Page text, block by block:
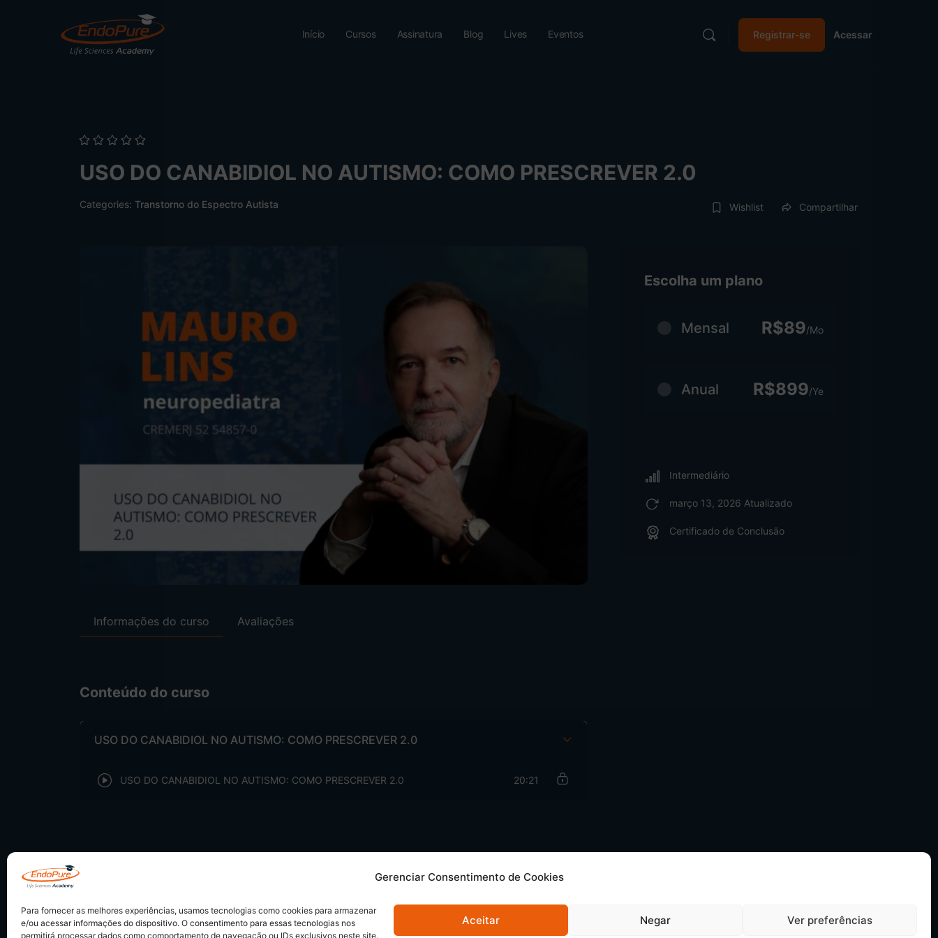
Gerenciar Consentimento de Cookies
Para fornecer as melhores experiências, usamos tecnologias como cookies para armazenar
e/ou acessar informações do dispositivo. O consentimento para essas tecnologias nos
permitirá processar dados como comportamento de navegação ou IDs exclusivos neste site.
Aceitar Negar Ver preferências
Início Cursos Assinatura Blog Lives Eventos Acessar
Registrar-se
USO DO CANABIDIOL NO AUTISMO: COMO PRESCREVER 2.0
Categories: Transtorno do Espectro Autista Wishlist Compartilhar
Informações do curso Avaliações
Conteúdo do curso
USO DO CANABIDIOL NO AUTISMO: COMO PRESCREVER 2.0
USO DO CANABIDIOL NO AUTISMO: COMO PRESCREVER 2.0 20:21
Escolha um plano
Mensal R$89/Mo
Anual R$899/Ye
Intermediário
março 13, 2026 Atualizado
Certificado de Conclusão